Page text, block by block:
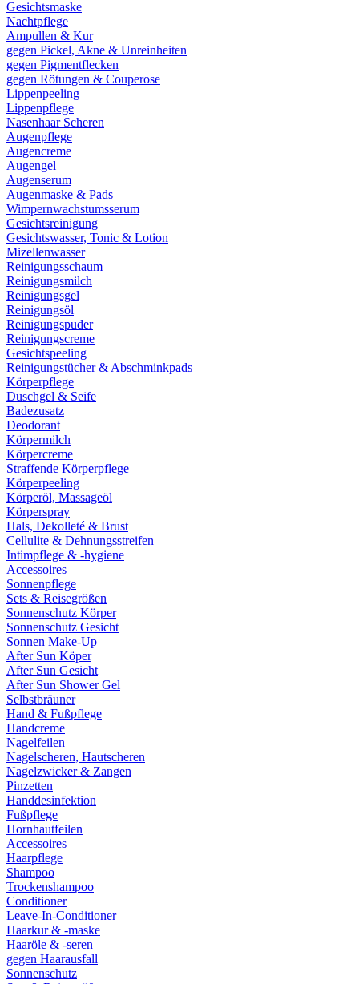
Gesichtsmaske
Nachtpflege
Ampullen & Kur
gegen Pickel, Akne & Unreinheiten
gegen Pigmentflecken
gegen Rötungen & Couperose
Lippenpeeling
Lippenpflege
Nasenhaar Scheren
Augenpflege
Augencreme
Augengel
Augenserum
Augenmaske & Pads
Wimpernwachstumsserum
Gesichtsreinigung
Gesichtswasser, Tonic & Lotion
Mizellenwasser
Reinigungsschaum
Reinigungsmilch
Reinigungsgel
Reinigungsöl
Reinigungspuder
Reinigungscreme
Gesichtspeeling
Reinigungstücher & Abschminkpads
Körperpflege
Duschgel & Seife
Badezusatz
Deodorant
Körpermilch
Körpercreme
Straffende Körperpflege
Körperpeeling
Körperöl, Massageöl
Körperspray
Hals, Dekolleté & Brust
Cellulite & Dehnungsstreifen
Intimpflege & -hygiene
Accessoires
Sonnenpflege
Sets & Reisegrößen
Sonnenschutz Körper
Sonnenschutz Gesicht
Sonnen Make-Up
After Sun Köper
After Sun Gesicht
After Sun Shower Gel
Selbstbräuner
Hand & Fußpflege
Handcreme
Nagelfeilen
Nagelscheren, Hautscheren
Nagelzwicker & Zangen
Pinzetten
Handdesinfektion
Fußpflege
Hornhautfeilen
Accessoires
Haarpflege
Shampoo
Trockenshampoo
Conditioner
Leave-In-Conditioner
Haarkur & -maske
Haaröle & -seren
gegen Haarausfall
Sonnenschutz